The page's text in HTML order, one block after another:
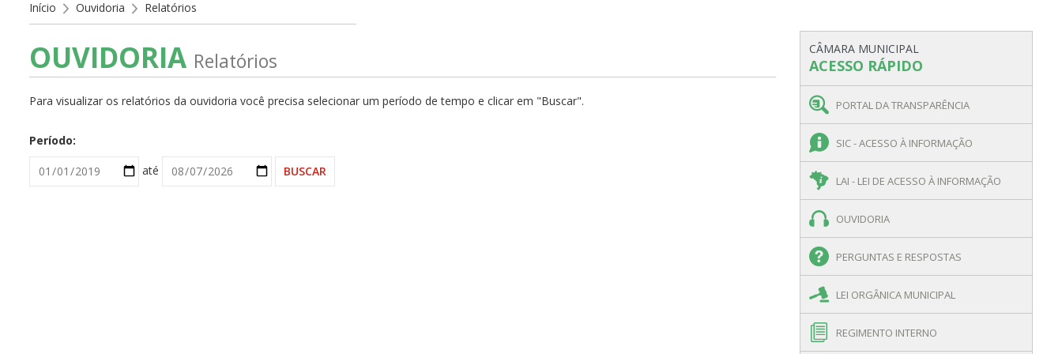
Início Ouvidoria Relatórios
OUVIDORIA Relatórios
Para visualizar os relatórios da ouvidoria você precisa selecionar um período de tempo e clicar em "Buscar".
Período:
até
BUSCAR
CÂMARA MUNICIPAL
ACESSO RÁPIDO
PORTAL DA TRANSPARÊNCIA
SIC - ACESSO À INFORMAÇÃO
LAI - LEI DE ACESSO À INFORMAÇÃO
OUVIDORIA
PERGUNTAS E RESPOSTAS
LEI ORGÂNICA MUNICIPAL
REGIMENTO INTERNO